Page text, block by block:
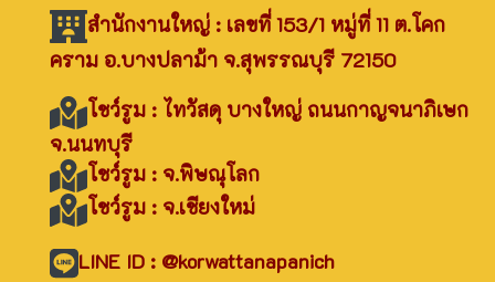
สำนักงานใหญ่ : เลขที่ 153/1 หมู่ที่ 11 ต.โคก
คราม อ.บางปลาม้า จ.สุพรรณบุรี 72150
โชว์รูม : ไทวัสดุ บางใหญ่ ถนนกาญจนาภิเษก
จ.นนทบุรี
โชว์รูม : จ.พิษณุโลก
โชว์รูม : จ.เชียงใหม่
LINE ID : @korwattanapanich